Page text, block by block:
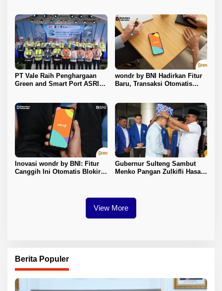
PT Vale Raih Penghargaan
Green and Smart Port ASRI
Ramah Lingkungan
wondr by BNI Hadirkan Fitur
Baru, Transaksi Otomatis
Inovasi wondr by BNI: Fitur
Canggih Ini Otomatis Blokir
Gubernur Sulteng Sambut
Menko Pangan Zulkifli Hasan,
View More
Berita Populer